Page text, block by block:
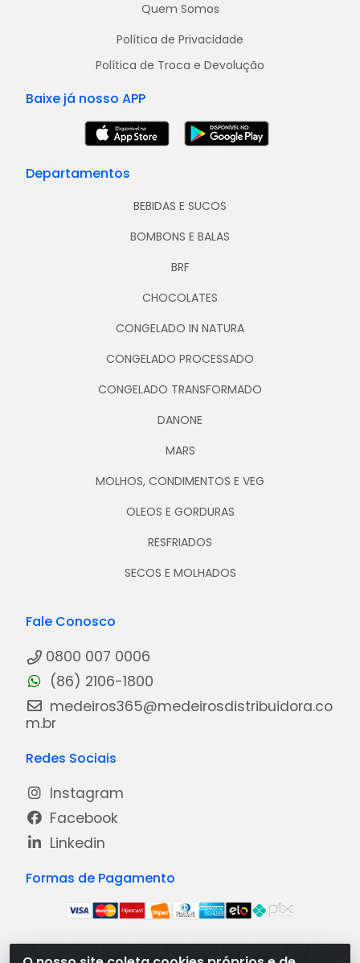
Quem Somos
Política de Privacidade
Política de Troca e Devolução
Baixe já nosso APP
Departamentos
BEBIDAS E SUCOS
BOMBONS E BALAS
BRF
CHOCOLATES
CONGELADO IN NATURA
CONGELADO PROCESSADO
CONGELADO TRANSFORMADO
DANONE
MARS
MOLHOS, CONDIMENTOS E VEG
OLEOS E GORDURAS
RESFRIADOS
SECOS E MOLHADOS
Fale Conosco
0800 007 0006
(86) 2106-1800
medeiros365@medeirosdistribuidora.co
m.br
Redes Sociais
Instagram
Facebook
Linkedin
Formas de Pagamento